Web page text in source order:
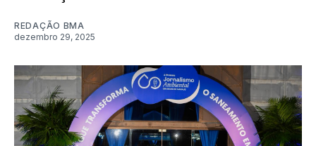
REDAÇÃO BMA
dezembro 29, 2025